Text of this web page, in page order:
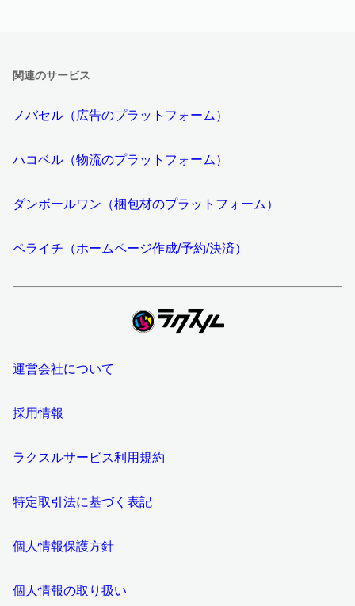
関連のサービス
ノバセル（広告のプラットフォーム）
ハコベル（物流のプラットフォーム）
ダンボールワン（梱包材のプラットフォーム）
ペライチ（ホームページ作成/予約/決済）
運営会社について
採用情報
ラクスルサービス利用規約
特定取引法に基づく表記
個人情報保護方針
個人情報の取り扱い